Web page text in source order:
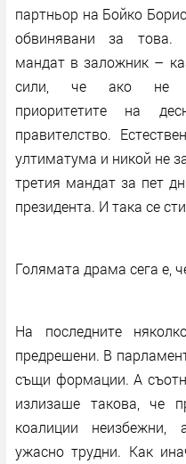
партньор на Бойко
обвинявани за това.
мандат в заложник –
сили, че ако не
приоритетите на
правителство.
ултиматума и никой не
третия мандат за пет
президента. И така се
Голямата драма сега е,
На последните
предрешени. В
същи формации. А
излизаше такова, че
коалиции неизбежни,
ужасно трудни. Как